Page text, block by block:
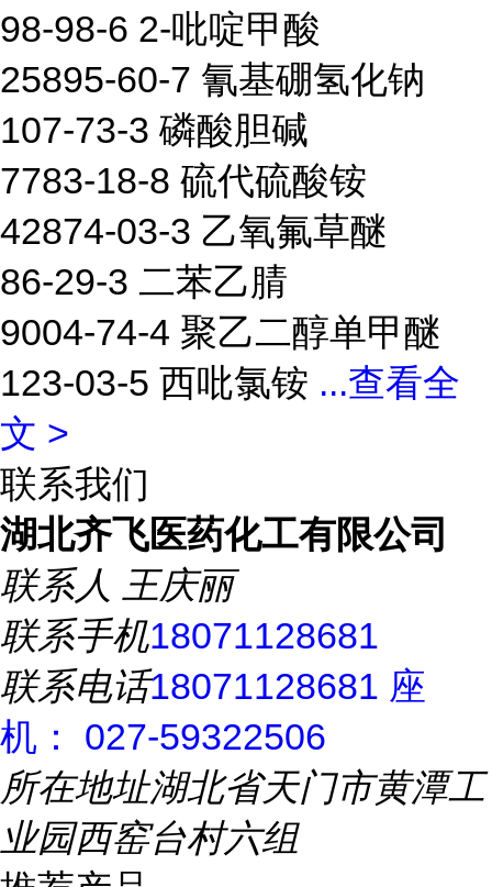
98-98-6 2-吡啶甲酸
25895-60-7 氰基硼氢化钠
107-73-3 磷酸胆碱
7783-18-8 硫代硫酸铵
42874-03-3 乙氧氟草醚
86-29-3 二苯乙腈
9004-74-4 聚乙二醇单甲醚
123-03-5 西吡氯铵 ...查看全
文 >
联系我们
湖北齐飞医药化工有限公司
联系人 王庆丽
联系手机18071128681
联系电话18071128681 座
机： 027-59322506
所在地址湖北省天门市黄潭工
业园西窑台村六组